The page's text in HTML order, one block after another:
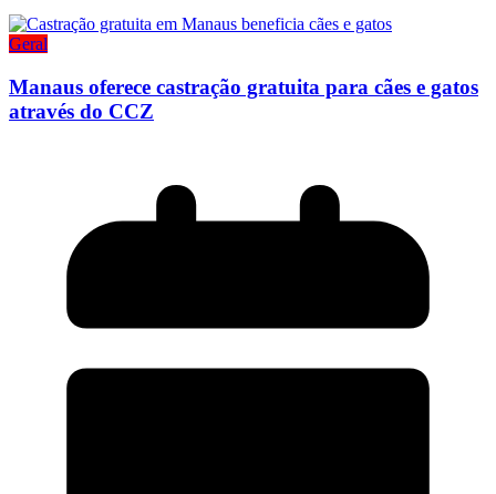
Geral
Manaus oferece castração gratuita para cães e gatos
através do CCZ